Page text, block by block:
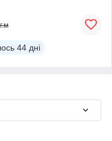
44 дні